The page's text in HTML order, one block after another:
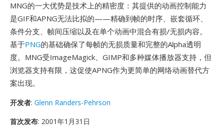
MNG的一大优势是技术上的精密度：其提供的动画控制能力
是GIF和APNG无法比拟的——精确到帧的时序、嵌套循环、
条件分支、帧间压缩以及在单个动画中混合有损/无损内容。
基于PNG的基础确保了每帧的无损质量和完整的Alpha透明
度。MNG受ImageMagick、GIMP和多种媒体播放器支持，但
浏览器支持有限，这促使APNG作为更简单的网络动画替代方
案出现。
开发者: Glenn Randers-Pehrson
首次发布: 2001年1月31日